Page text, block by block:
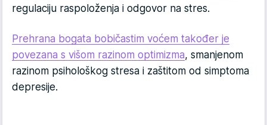
regulaciju raspoloženja i odgovor na stres.
Prehrana bogata bobičastim voćem također je
povezana s višom razinom optimizma, smanjenom
razinom psihološkog stresa i zaštitom od simptoma
depresije.